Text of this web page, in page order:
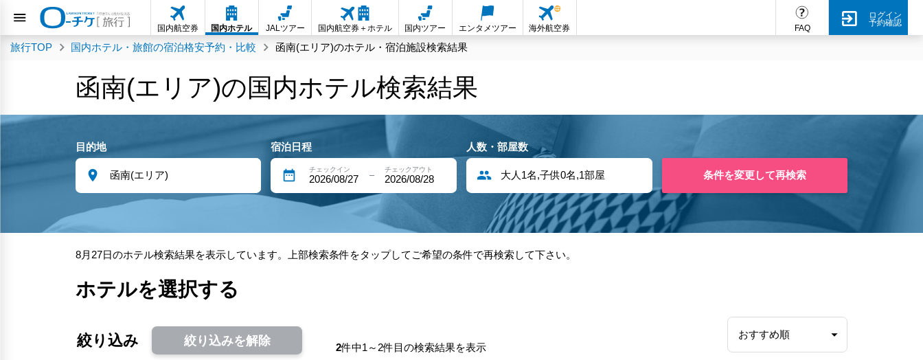
FAQ
ログイン
予約確認
国内航空券 国内ホテル JALツアー 国内航空券＋ホテル 国内ツアー エンタメツアー 海外航空券
旅行TOP 国内ホテル・旅館の宿泊格安予約・比較 函南(エリア)のホテル・宿泊施設検索結果
函南(エリア)の国内ホテル検索結果
目的地 宿泊日程
チェックイン
2026/08/27
チェックアウト
2026/08/28
人数・部屋数
大人1名,子供0名,1部屋 条件を変更して再検索
8月27日のホテル検索結果を表示しています。上部検索条件をタップしてご希望の条件で再検索して下さい。
ホテルを選択する
絞り込み 絞り込みを解除
2件中1～2件目の検索結果を表示